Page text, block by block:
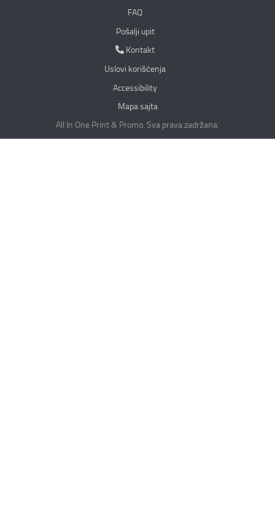
FAQ
Pošalji upit
Kontakt
Kontakt
Uslovi korišćenja
Accessibility
Mapa sajta
All In One Print & Promo. Sva prava zadržana.